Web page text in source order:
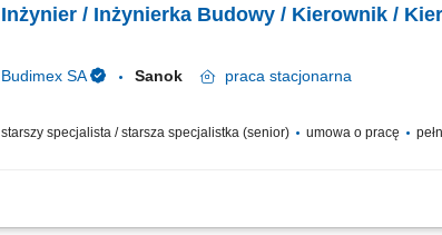
Inżynier / Inżynierka Budowy / Kierownik /
Budimex SA Sanok praca stacjonarna
starszy specjalista / starsza specjalistka (senior) umowa o pracę
Twoje przyszłe zadania:‎ organizacja pracy zespołu podwykonawców